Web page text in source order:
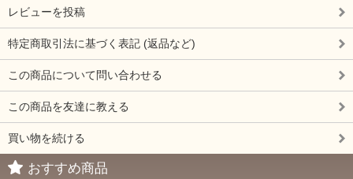
レビューを投稿
特定商取引法に基づく表記 (返品など)
この商品について問い合わせる
この商品を友達に教える
買い物を続ける
おすすめ商品